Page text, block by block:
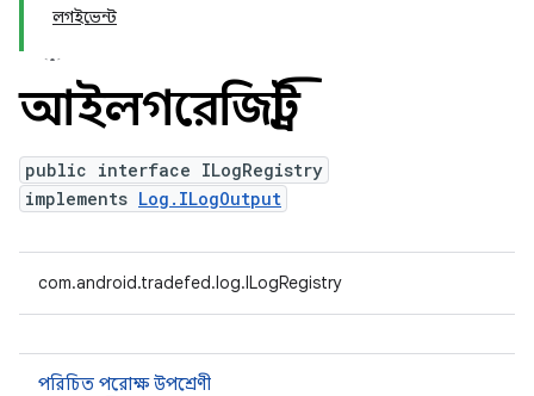
লগইভেন্ট
আইলগরেজিস্ট্রি
public interface ILogRegistry
implements Log.ILogOutput
com.android.tradefed.log.ILogRegistry
পরিচিত পরোক্ষ উপশ্রেণী